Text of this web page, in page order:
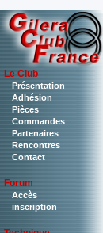
Le Club
Présentation
Adhésion
Pièces
Commandes
Partenaires
Rencontres
Contact
Forum
Accès
inscription